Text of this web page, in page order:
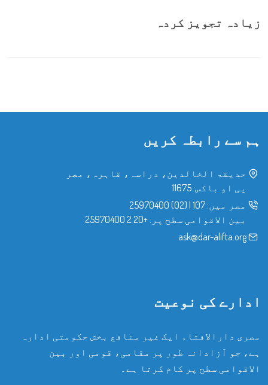
زیادہ تجویز کردہ
ہم سے رابطہ کریں
حدیقۃ الخالدین، دراسہ، قاہرہ، مصر
پی او باکس: 11675
مصر میں: 107
|
(02) 25970400
بین الاقوامی سطح پر: +20 2 25970400
ask@dar-alifta.org
ادارے کی نوعیت
مصری دارالافتاء ایک غیر منافع بخش حکومتی ادارہ
ہے، جو آزادانہ طور پر مقامی، قومی اور بین
الاقوامی سطح پر کام کرتا ہے۔